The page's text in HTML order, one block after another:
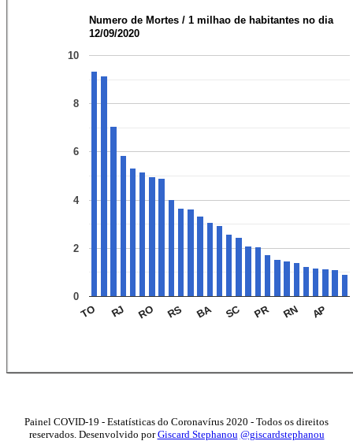
Numero de Mortes / 1 milhao de habitantes no dia
12/09/2020
TO RJ RO RS BA SC PR RN AP
0
2
4
6
8
10
Painel COVID-19 - Estatísticas do Coronavírus 2020 - Todos os direitos
reservados. Desenvolvido porGiscard Stephanou @giscardstephanou